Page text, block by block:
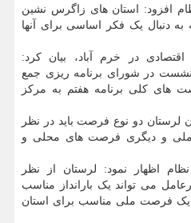
افزود: استان های زاگرس نشین
دنبال یک فکر اساسی برای آنها
در خرم آباد، بیان کرد:
در شورای برنامه ریزی جمع
های کلی برنامه هفتم به مرکز
لرستان دو نوع فرصت باید در نظر
و دیگری فرصت های محلی و
اظهار نمود: لرستان از نظر
می تواند یک بارانداز مناسب
یک فرصت ملی مناسب برای استان